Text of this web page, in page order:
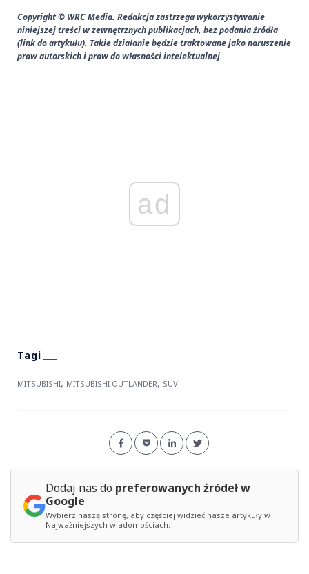
Copyright © WRC Media. Redakcja zastrzega wykorzystywanie
niniejszej treści w zewnętrznych publikacjach, bez podania źródła
(link do artykułu). Takie działanie będzie traktowane jako naruszenie
praw autorskich i praw do własności intelektualnej.
ad
MITSUBISHI, MITSUBISHI OUTLANDER, SUV
Dodaj nas do preferowanych źródeł w
Google
Wybierz naszą stronę, aby częściej widzieć nasze artykuły w
Najważniejszych wiadomościach.